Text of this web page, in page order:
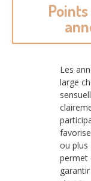
Les
large
ou plus
permet